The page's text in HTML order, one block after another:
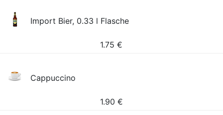
Import Bier, 0.33 l Flasche
1.75 €
Cappuccino
1.90 €